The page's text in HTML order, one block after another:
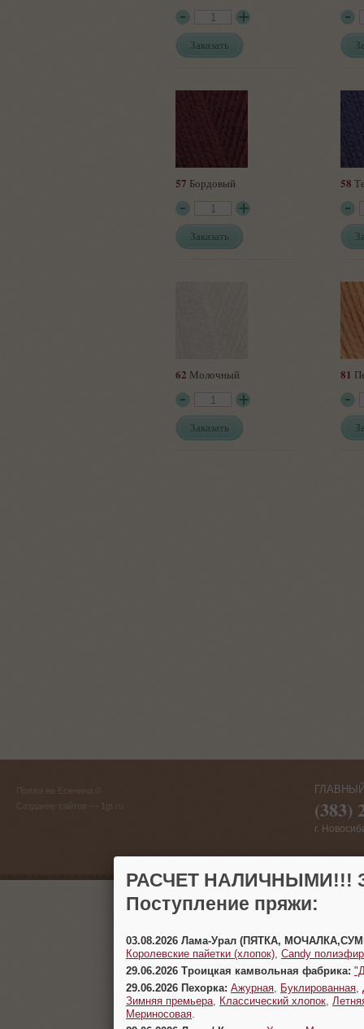
Заказать
57 Бордовый
Заказать
58
62 Молочный
Заказать
81
Пряжа на Есенина ©
Создание сайтов — 1gt.ru (383)
г.
РАСЧЕТ НАЛИЧНЫМИ!!!
Поступление пряжи:
03.08.2026 Лама-Урал (ПЯТКА,
Королевские пайетки (хлопок) Candy
29.06.2026 Троицкая камвольная фабрика:
29.06.2026 Пехорка: Ажурная Буклированная
Зимняя премьера
Классический хлопок
Мериносовая